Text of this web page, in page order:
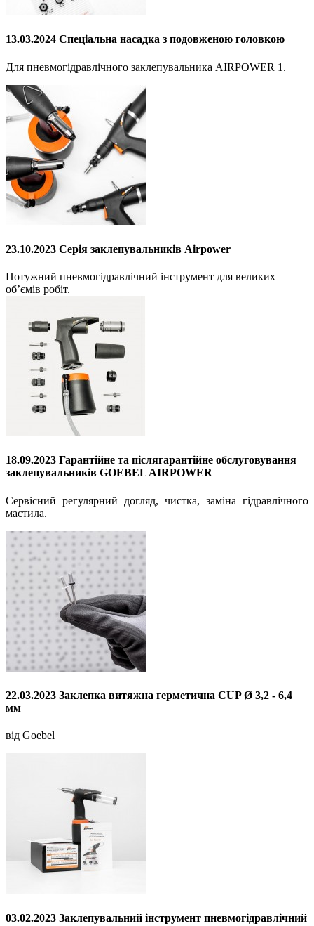
13.03.2024 Cпеціальна насадка з подовженою головкою
Для пневмогідравлічного заклепувальника AIRPOWER 1.
23.10.2023 Серія заклепувальників Airpower
Потужний пневмогідравлічний інструмент для великих
обʼємів робіт.
18.09.2023 Гарантійне та післягарантійне обслуговування
заклепувальників GOEBEL AIRPOWER
Cервісний регулярний догляд, чистка, заміна гідравлічного
мастила.
22.03.2023 Заклепка витяжна герметична CUP Ø 3,2 - 6,4
мм
від Goebel
03.02.2023 Заклепувальний інструмент пневмогідравлічний